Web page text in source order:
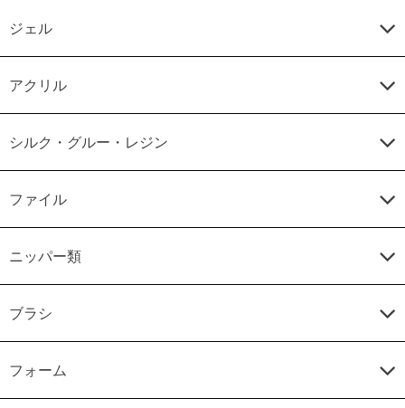
ジェル
アクリル
シルク・グルー・レジン
ファイル
ニッパー類
ブラシ
フォーム